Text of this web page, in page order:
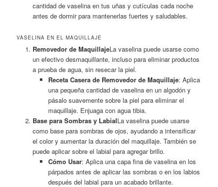
cantidad de vaselina en tus uñas y cutículas cada noche
antes de dormir para mantenerlas fuertes y saludables.
VASELINA EN EL MAQUILLAJE
Removedor de MaquillajeLa vaselina puede usarse como
un efectivo desmaquillante, incluso para eliminar productos
a prueba de agua, sin resecar la piel.
Receta Casera de Removedor de Maquillaje: Aplica
una pequeña cantidad de vaselina en un algodón y
pásalo suavemente sobre la piel para eliminar el
maquillaje. Enjuaga con agua tibia.
Base para Sombras y LabialLa vaselina puede usarse
como base para sombras de ojos, ayudando a intensificar
el color y aumentar la duración del maquillaje. También se
puede aplicar sobre el labial para agregar brillo.
Cómo Usar: Aplica una capa fina de vaselina en los
párpados antes de aplicar las sombras o en los labios
después del labial para un acabado brillante.